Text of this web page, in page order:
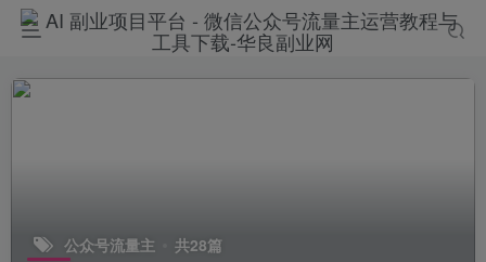
公众号流量主 共28篇